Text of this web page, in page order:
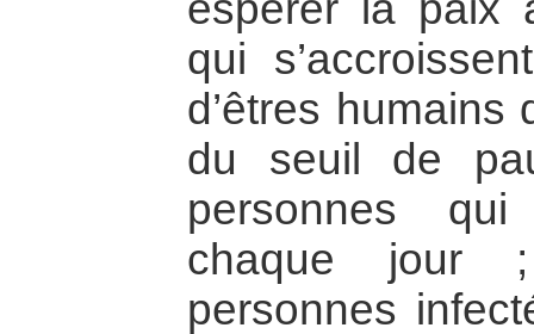
qui
d’êtres
du seuil de
personnes
chaque jour
personnes